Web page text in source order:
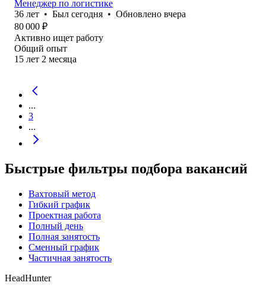
Менеджер по логистике
36 лет • Был сегодня • Обновлено вчера
80 000 ₽
Активно ищет работу
Общий опыт
15 лет 2 месяца
...
3
...
Быстрые фильтры подбора вакансий
Вахтовый метод
Гибкий график
Проектная работа
Полный день
Полная занятость
Сменный график
Частичная занятость
HeadHunter